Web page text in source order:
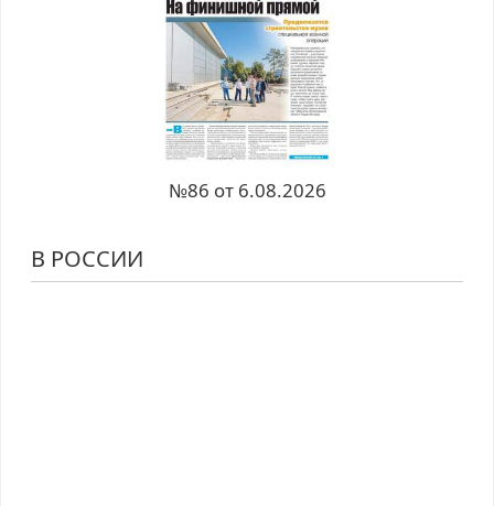
№86 от 6.08.2026
В РОССИИ